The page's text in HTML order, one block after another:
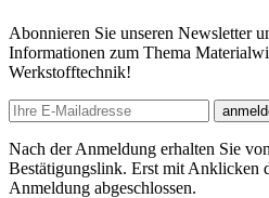
Abonnieren Sie unseren Newsletter
Informationen zum Thema
Werkstofftechnik!
E-mail
Nach der Anmeldung erhalten Sie
Bestätigungslink. Erst mit Anklicken
Anmeldung abgeschlossen.